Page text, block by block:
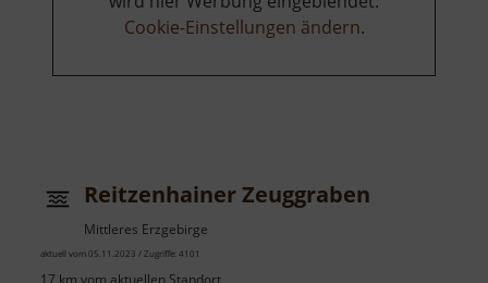
Cookie-Einstellungen ändern.
Reitzenhainer Zeuggraben
Mittleres Erzgebirge
aktuell vom 05.11.2023 / Zugriffe: 4101